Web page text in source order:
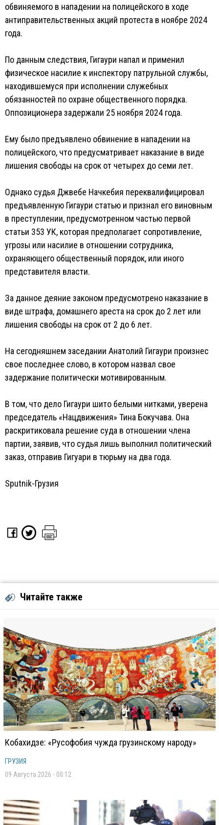
обвиняемого в нападении на полицейского в ходе
антиправительственных акций протеста в ноябре 2024
года.
По данным следствия, Гигаури напал и применил
физическое насилие к инспектору патрульной службы,
находившемуся при исполнении служебных
обязанностей по охране общественного порядка.
Оппозиционера задержали 25 ноября 2024 года.
Ему было предъявлено обвинение в нападении на
полицейского, что предусматривает наказание в виде
лишения свободы на срок от четырех до семи лет.
Однако судья Джвебе Начкебия переквалифицировал
предъявленную Гигаури статью и признал его виновным
в преступлении, предусмотренном частью первой
статьи 353 УК, которая предполагает сопротивление,
угрозы или насилие в отношении сотрудника,
охраняющего общественный порядок, или иного
представителя власти.
За данное деяние законом предусмотрено наказание в
виде штрафа, домашнего ареста на срок до 2 лет или
лишения свободы на срок от 2 до 6 лет.
На сегодняшнем заседании Анатолий Гигаури произнес
свое последнее слово, в котором назвал свое
задержание политически мотивированным.
В том, что дело Гигаури шито белыми нитками, уверена
председатель «Нацдвижения» Тина Бокучава. Она
раскритиковала решение суда в отношении члена
партии, заявив, что судья лишь выполнил политический
заказ, отправив Гигуари в тюрьму на два года.
Sputnik-Грузия
Читайте также
Кобахидзе: «Русофобия чужда грузинскому народу»
ГРУЗИЯ
09 Августа 2026 - 00:12